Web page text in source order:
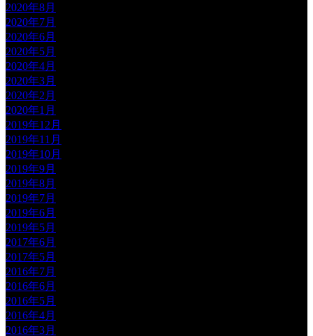
2020年8月
2020年7月
2020年6月
2020年5月
2020年4月
2020年3月
2020年2月
2020年1月
2019年12月
2019年11月
2019年10月
2019年9月
2019年8月
2019年7月
2019年6月
2019年5月
2017年6月
2017年5月
2016年7月
2016年6月
2016年5月
2016年4月
2016年3月